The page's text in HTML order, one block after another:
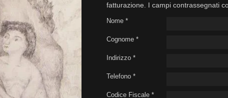
fatturazione. I campi contrassegnati
Nome *
Cognome *
Indirizzo *
Telefono *
Codice Fiscale *